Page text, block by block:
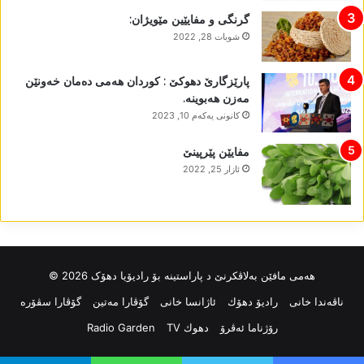
گرنگی و مفایێین مێویژان:
شوبات 28, 2022
پارێزگارێ دھوکێ : کوردان ھەمی دەمان خەونێن
مەزن ھەبوینە.
كانونی یه‌كه‌م 10, 2023
مفایێن پێرپینێ
ئازار 25, 2022
ھەمی مافێن بەلاڤکرنێ د پاراستینە بۆ رادیۆیا دھۆک 2026 ©
ناڤه‌ندا خانی
رادیۆ دهۆك ئاژانسا خانی گۆڤارا مەتین
گۆڤارا سڤۆرە
رۆژناما ئەڤرۆ
دهوك TV Radio Garden